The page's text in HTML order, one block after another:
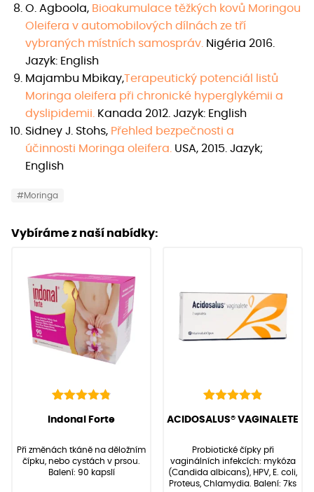
O. Agboola, Bioakumulace těžkých kovů Moringou
Oleifera v automobilových dílnách ze tří
vybraných místních samospráv. Nigéria 2016.
Jazyk: English​
Majambu Mbikay,Terapeutický potenciál listů
Moringa oleifera při chronické hyperglykémii a
dyslipidemii.
Kanada 2012. Jazyk: English
Sidney J. Stohs, Přehled bezpečnosti a
účinnosti Moringa oleifera USA, 2015. Jazyk;
English
#Moringa
Vybíráme z naší nabídky:
4.90
základě
hodnocení
zákazníků
(Hodnocení:136
Indonal Forte
Při změnách tkáně na děložním
čípku, nebo cystách v prsou.
Balení: 90 kapslí
4.95
základě
hodnocení
zákazníků
(Hodnocení:22)
ACIDOSALUS® VAGINALETE
Probiotické čípky při
vaginálních infekcích: mykóza
(Candida albicans), HPV, E. coli,
Proteus, Chlamydia. Balení: 7ks